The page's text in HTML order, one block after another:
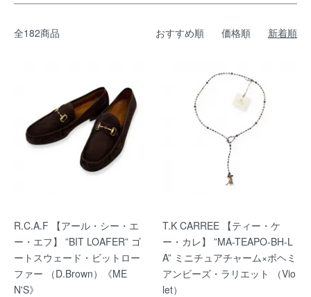
全182商品 おすすめ順 価格順 新着順
R.C.A.F 【アール・シー・エ
ー・エフ】 ”BIT LOAFER” ゴ
ートスウェード・ビットロー
ファー （D.Brown）《ME
N'S》
T.K CARREE 【ティー・ケ
ー・カレ】 ”MA-TEAPO-BH-L
A” ミニチュアチャーム×ボヘミ
アンビーズ・ラリエット （Vio
let）